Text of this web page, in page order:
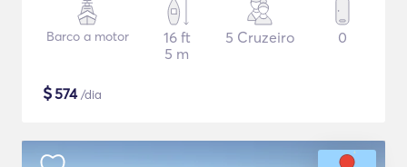
Barco a motor
16 ft
5 m
5 Cruzeiro 0
$574/dia